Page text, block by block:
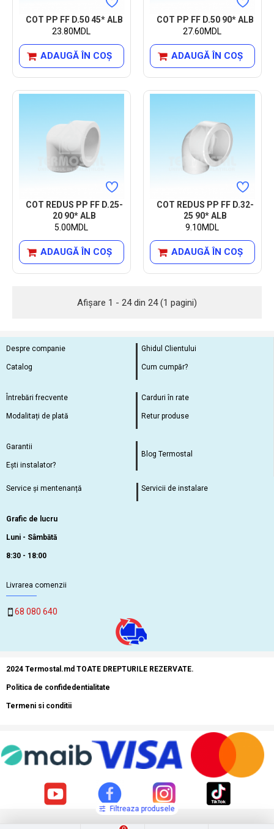
COT PP FF D.50 45* ALB
23.80MDL
ADAUGĂ ÎN COŞ
COT PP FF D.50 90* ALB
27.60MDL
ADAUGĂ ÎN COŞ
COT REDUS PP FF D.25-
20 90* ALB
5.00MDL
ADAUGĂ ÎN COŞ
COT REDUS PP FF D.32-
25 90* ALB
9.10MDL
ADAUGĂ ÎN COŞ
Afişare 1 - 24 din 24 (1 pagini)
Despre companie
Catalog
Ghidul Clientului
Cum cumpăr?
Întrebări frecvente
Modalitați de plată
Carduri în rate
Retur produse
Garantii
Ești instalator?
Blog Termostal
Service și mentenanță Servicii de instalare
Grafic de lucru
Luni - Sâmbătă
8:30 - 18:00
Livrarea comenzii
68 080 640
2024 Termostal.md TOATE DREPTURILE REZERVATE.
Politica de confidedentialitate
Termeni si conditii
Filtreaza produsele